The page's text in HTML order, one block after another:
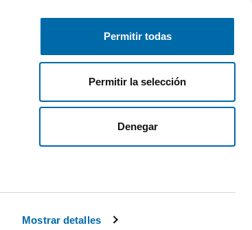
Mostrar detalles
Permitir todas
Permitir la selección
Denegar
Publica gratis Inicia sesión
936 16... Ver teléfono